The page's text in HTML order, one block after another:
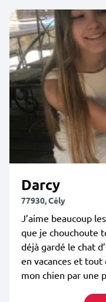
Darcy
77930, Cély
J’aime beaucoup
que je chouchoute
déjà gardé le chat
en vacances et tout
mon chien par une